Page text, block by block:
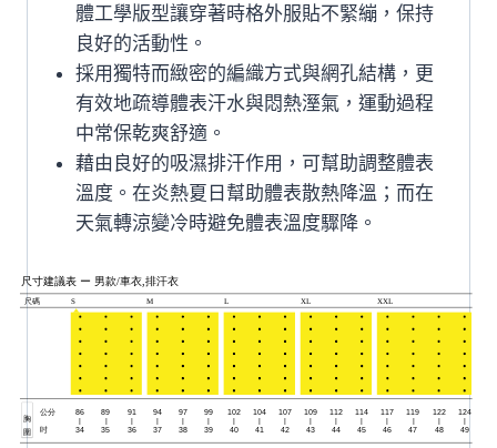
體工學版型讓穿著時格外服貼不緊繃，保持
良好的活動性。
採用獨特而緻密的編織方式與網孔結構，更
有效地疏導體表汗水與悶熱溼氣，運動過程
中常保乾爽舒適。
藉由良好的吸濕排汗作用，可幫助調整體表
溫度。在炎熱夏日幫助體表散熱降溫；而在
天氣轉涼變冷時避免體表溫度驟降。